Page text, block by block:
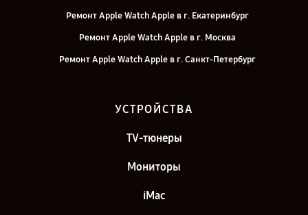
Ремонт Apple Watch Apple в г. Екатеринбург
Ремонт Apple Watch Apple в г. Москва
Ремонт Apple Watch Apple в г. Санкт-Петербург
УСТРОЙСТВА
TV-тюнеры
Мониторы
iMac